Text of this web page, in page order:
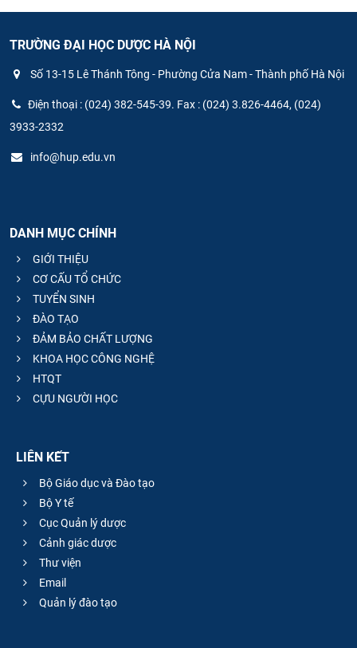
TRƯỜNG ĐẠI HỌC DƯỢC HÀ NỘI
Số 13-15 Lê Thánh Tông - Phường Cửa Nam - Thành phố Hà Nội
Điện thoại : (024) 382-545-39. Fax : (024) 3.826-4464, (024)
3933-2332
info@hup.edu.vn
DANH MỤC CHÍNH
GIỚI THIỆU
CƠ CẤU TỔ CHỨC
TUYỂN SINH
ĐÀO TẠO
ĐẢM BẢO CHẤT LƯỢNG
KHOA HỌC CÔNG NGHỆ
HTQT
CỰU NGƯỜI HỌC
LIÊN KẾT
Bộ Giáo dục và Đào tạo
Bộ Y tế
Cục Quản lý dược
Cảnh giác dược
Thư viện
Email
Quản lý đào tạo